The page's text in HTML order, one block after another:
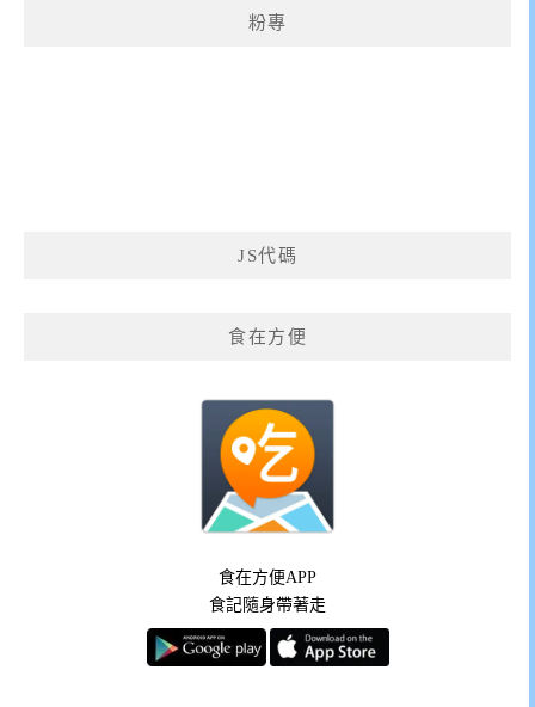
粉專
JS代碼
食在方便
食在方便APP
食記隨身帶著走